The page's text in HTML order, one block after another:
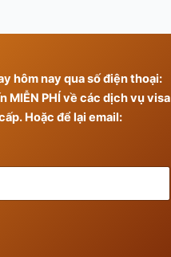
hôm nay qua số điện thoại:
MIỄN PHÍ về các dịch vụ visa
Hoặc để lại email: